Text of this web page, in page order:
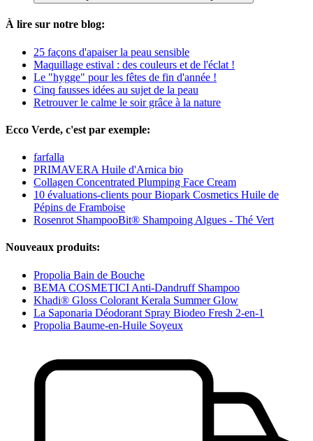
À lire sur notre blog:
25 façons d'apaiser la peau sensible
Maquillage estival : des couleurs et de l'éclat !
Le "hygge" pour les fêtes de fin d'année !
Cinq fausses idées au sujet de la peau
Retrouver le calme le soir grâce à la nature
Ecco Verde, c'est par exemple:
farfalla
PRIMAVERA Huile d'Arnica bio
Collagen Concentrated Plumping Face Cream
10 évaluations-clients pour Biopark Cosmetics Huile de
Pépins de Framboise
Rosenrot ShampooBit® Shampoing Algues - Thé Vert
Nouveaux produits:
Propolia Bain de Bouche
BEMA COSMETICI Anti-Dandruff Shampoo
Khadi® Gloss Colorant Kerala Summer Glow
La Saponaria Déodorant Spray Biodeo Fresh 2-en-1
Propolia Baume-en-Huile Soyeux